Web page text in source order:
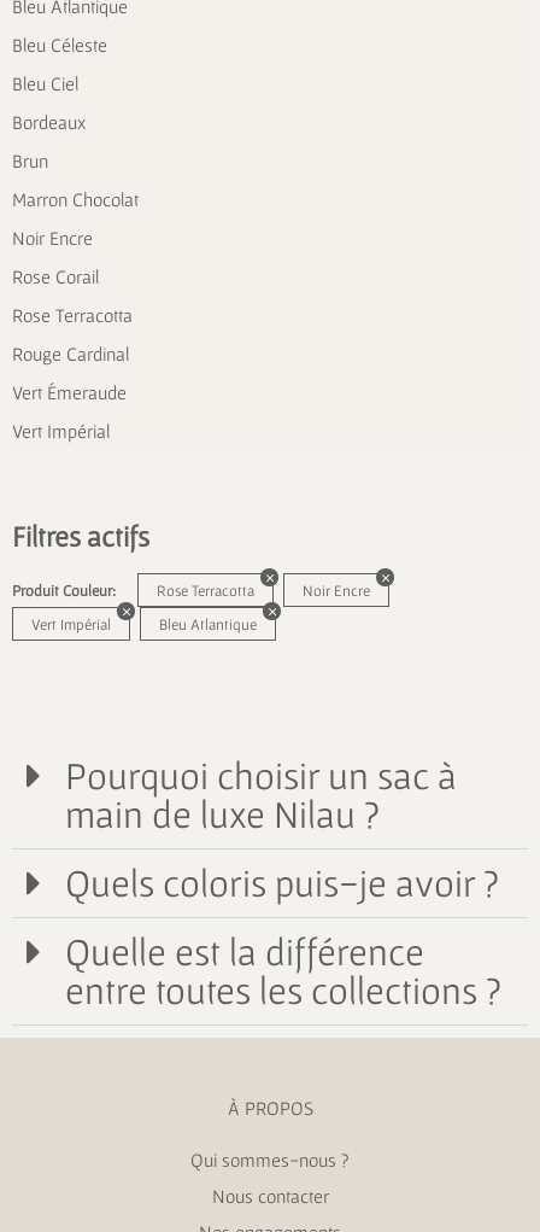
Bleu Atlantique
Bleu Céleste
Bleu Ciel
Bordeaux
Brun
Marron Chocolat
Noir Encre
Rose Corail
Rose Terracotta
Rouge Cardinal
Vert Émeraude
Vert Impérial
Filtres actifs
Produit Couleur: Rose Terracotta
Noir Encre
Vert Impérial
Bleu Atlantique
Pourquoi choisir un sac à
main de luxe Nilau ?
Quels coloris puis-je avoir ?
Quelle est la différence
entre toutes les collections ?
À PROPOS
Qui sommes-nous ?
Nous contacter